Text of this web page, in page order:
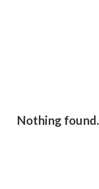
Nothing found.